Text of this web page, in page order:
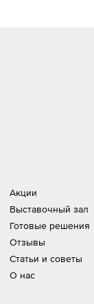
Акции
Выставочный зал
Готовые решения
Отзывы
Статьи и советы
О нас